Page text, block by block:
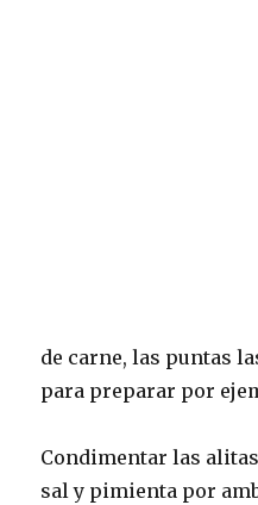
de carne, las puntas
para preparar por
Condimentar las
sal y pimienta por